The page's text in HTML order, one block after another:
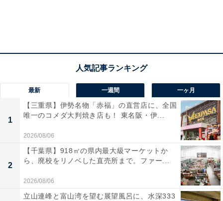
最新 一週間 一ヶ月
1
【三重県】伊勢名物「赤福」の直営店に、全国
唯一のコメダ大判焼き店も！ 東名阪・伊...
2026/08/06
2
【千葉県】918㎡の県内最大級マーケットか
ら、廃校をリノベした直売所まで。ファー...
2026/08/06
立山連峰と富山湾を望む展望風呂に、水深333